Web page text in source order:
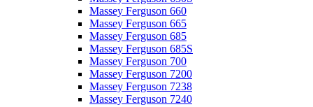
Massey Ferguson 660
Massey Ferguson 665
Massey Ferguson 685
Massey Ferguson 685S
Massey Ferguson 700
Massey Ferguson 7200
Massey Ferguson 7238
Massey Ferguson 7240